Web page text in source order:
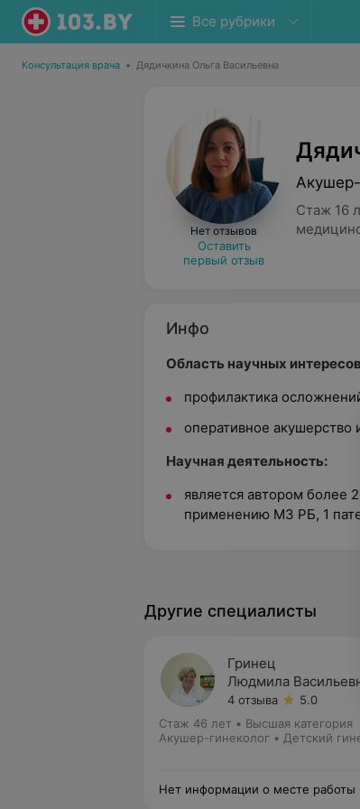
Все рубрики
Консультация врача • Дядичкина Ольга Васильевна
Нет отзывов
Оставить
первый отзыв
Акушер-
Стаж 16
Инфо
Область научных
профилактика
оперативное акушерство
Научная деятельность:
является автором более
применению МЗ РБ, 1
Другие специалисты
Гринец
Людмила
4 отзыва
5.0
Стаж 46 лет • Высшая категория
Акушер-гинеколог • Детский
Нет информации о месте работы